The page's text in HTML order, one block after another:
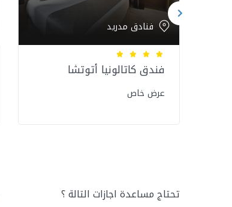
فنادق مدريد
فندق كاتالونيا أتوتشا
عرض خاص
تحتاج مساعدة اجازات التالة ؟